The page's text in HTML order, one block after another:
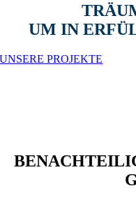
UM IN
UNSERE PROJEKTE